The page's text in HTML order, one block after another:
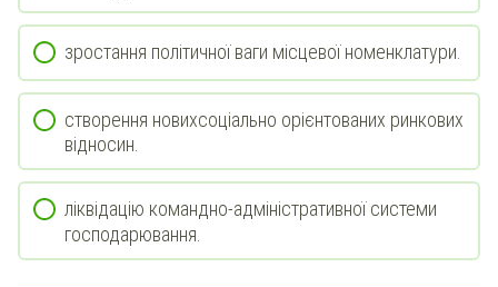
зростання політичної ваги місцевої номенклатури.
створення новихсоціально орієнтованих ринкових
відносин.
ліквідацію командно-адміністративної системи
господарювання.